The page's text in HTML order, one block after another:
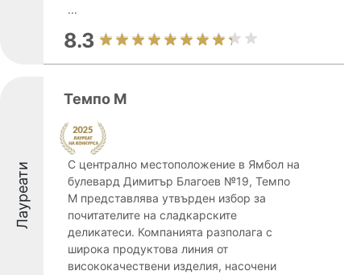
...
8.3
Лауреати
Темпо М
С централно местоположение в Ямбол на
булевард Димитър Благоев №19, Темпо
М представлява утвърден избор за
почитателите на сладкарските
деликатеси. Компанията разполага с
широка продуктова линия от
висококачествени изделия, насочени